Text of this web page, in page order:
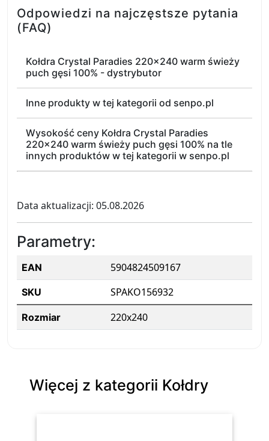
Odpowiedzi na najczęstsze pytania
(FAQ)
Kołdra Crystal Paradies 220x240 warm świeży
puch gęsi 100% - dystrybutor
Inne produkty w tej kategorii od senpo.pl
Wysokość ceny Kołdra Crystal Paradies
220x240 warm świeży puch gęsi 100% na tle
innych produktów w tej kategorii w senpo.pl
Data aktualizacji: 05.08.2026
Parametry:
EAN 5904824509167
SKU SPAKO156932
Rozmiar 220x240
Więcej z kategorii Kołdry